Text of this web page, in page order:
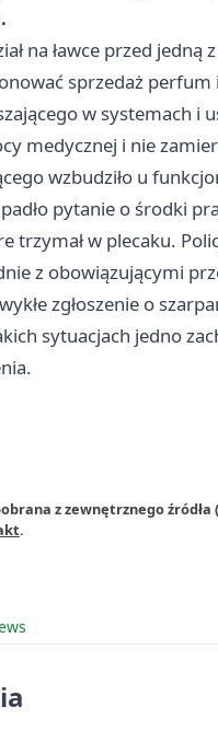
na ławce przed
sprzedaż
w systemach i
medycznej i nie
wzbudziło u
pytanie o środki
trzymał w plecaku.
z obowiązującymi
zgłoszenie o
sytuacjach jedno
z zewnętrznego źródła
.